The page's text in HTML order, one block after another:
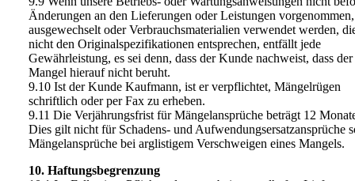
Änderungen an den Lieferungen oder Leistungen
ausgewechselt oder Verbrauchsmaterialien verwendet werden,
nicht den Originalspezifikationen entsprechen, entfällt jede
Gewährleistung, es sei denn, dass der Kunde nachweist, dass der
Mangel hierauf nicht beruht.
9.10 Ist der Kunde Kaufmann, ist er verpflichtet, Mängelrügen
schriftlich oder per Fax zu erheben.
9.11 Die Verjährungsfrist für Mängelansprüche beträgt 12
Dies gilt nicht für Schadens- und Aufwendungsersatzansprüche
Mängelansprüche bei arglistigem Verschweigen eines Mangels.
10. Haftungsbegrenzung